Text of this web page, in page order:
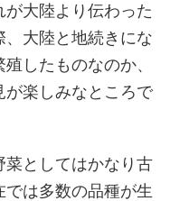
大陸より伝わった
、大陸と地続きにな
したものなのか、
が楽しみなところで
菜としてはかなり古
は多数の品種が生